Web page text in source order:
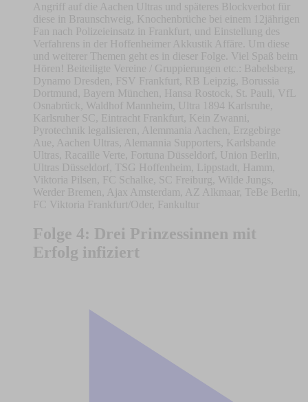
Angriff auf die Aachen Ultras und späteres Blockverbot für
diese in Braunschweig, Knochenbrüche bei einem 12jährigen
Fan nach Polizeieinsatz in Frankfurt, und Einstellung des
Verfahrens in der Hoffenheimer Akkustik Affäre. Um diese
und weiterer Themen geht es in dieser Folge. Viel Spaß beim
Hören! Beiteiligte Vereine / Gruppierungen etc.: Babelsberg,
Dynamo Dresden, FSV Frankfurt, RB Leipzig, Borussia
Dortmund, Bayern München, Hansa Rostock, St. Pauli, VfL
Osnabrück, Waldhof Mannheim, Ultra 1894 Karlsruhe,
Karlsruher SC, Eintracht Frankfurt, Kein Zwanni,
Pyrotechnik legalisieren, Alemmania Aachen, Erzgebirge
Aue, Aachen Ultras, Alemannia Supporters, Karlsbande
Ultras, Racaille Verte, Fortuna Düsseldorf, Union Berlin,
Ultras Düsseldorf, TSG Hoffenheim, Lippstadt, Hamm,
Viktoria Pilsen, FC Schalke, SC Freiburg, Wilde Jungs,
Werder Bremen, Ajax Amsterdam, AZ Alkmaar, TeBe Berlin,
FC Viktoria Frankfurt/Oder, Fankultur
Folge 4: Drei Prinzessinnen mit
Erfolg infiziert